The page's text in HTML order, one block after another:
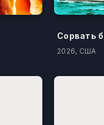
2026, США